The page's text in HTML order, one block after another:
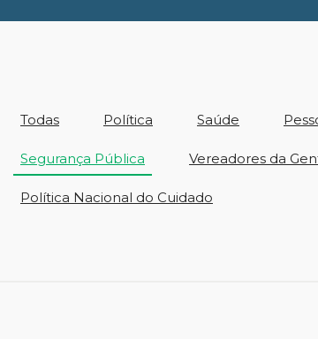
Todas Política Saúde
Segurança Pública Vereadores da
Política Nacional do Cuidado